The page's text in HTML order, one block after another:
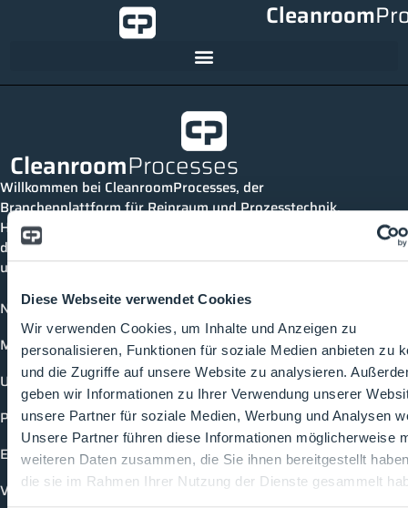
Diese Webseite verwendet Cookies
Wir verwenden Cookies, um Inhalte und Anzeigen zu
personalisieren, Funktionen für soziale Medien anbieten zu
und die Zugriffe auf unsere Website zu analysieren.
geben wir Informationen zu Ihrer Verwendung unserer
unsere Partner für soziale Medien, Werbung und Analysen
Unsere Partner führen diese Informationen möglicherweise
weiteren Daten zusammen, die Sie ihnen bereitgestellt
die sie im Rahmen Ihrer Nutzung der Dienste gesammelt
Cleanroom
CleanroomProcesses
Willkommen bei CleanroomProcesses, der
Branchenplattform für Reinraum und Prozesstechnik.
Hier bleibst du immer auf dem neuesten Stand, kannst
dich mit anderen verknüpfen und alle relevanten Themen
und Events der Branche entdecken.
News
Mediathek
Unternehmen
Produkte
Events
Vorträge